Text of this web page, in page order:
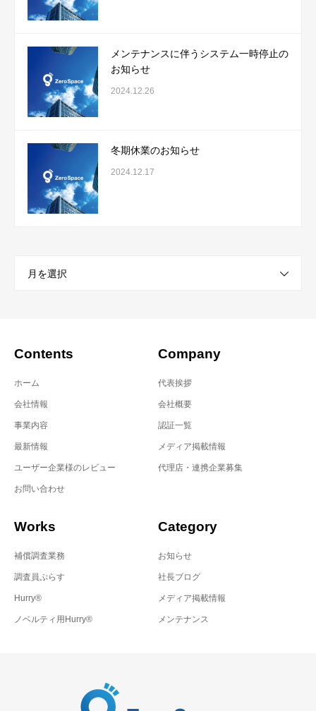
メンテナンスに伴うシステム一時停止の
お知らせ
2024.12.26
冬期休業のお知らせ
2024.12.17
月を選択
Contents
ホーム
会社情報
事業内容
最新情報
ユーザー企業様のレビュー
お問い合わせ
Company
代表挨拶
会社概要
認証一覧
メディア掲載情報
代理店・連携企業募集
Works
補償調査業務
調査員ぷらす
Hurry®
ノベルティ用Hurry®
Category
お知らせ
社長ブログ
メディア掲載情報
メンテナンス